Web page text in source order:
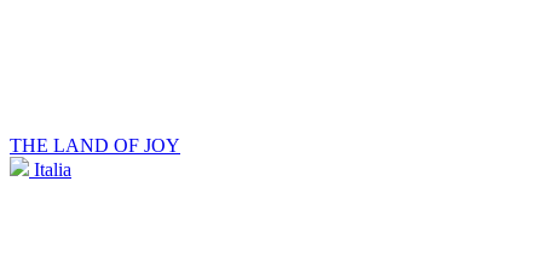
THE LAND OF JOY
Italia